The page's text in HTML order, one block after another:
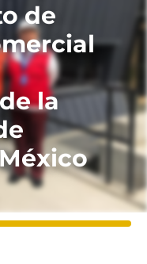
de
la